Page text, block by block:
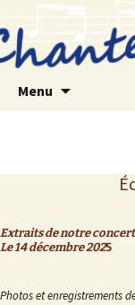
au
contenu
Menu
Extraits de notre
Le 14 décembre 2025
Photos et enregistrements